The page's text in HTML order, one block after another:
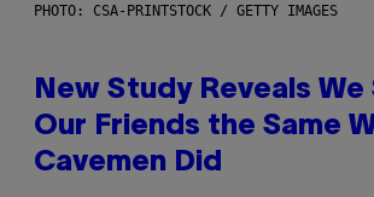
PHOTO: CSA-PRINTSTOCK / GETTY IMAGES
New Study Reveals
Our Friends the Same
Cavemen Did